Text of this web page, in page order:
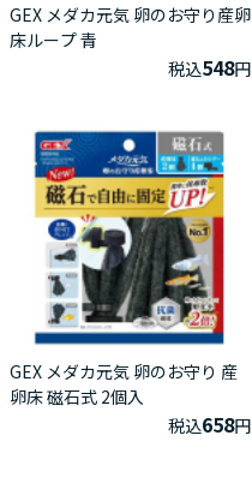
GEX メダカ元気 卵のお守り産卵
床ループ 青
税込548円
GEX メダカ元気 卵のお守り 産
卵床 磁石式 2個入
税込658円